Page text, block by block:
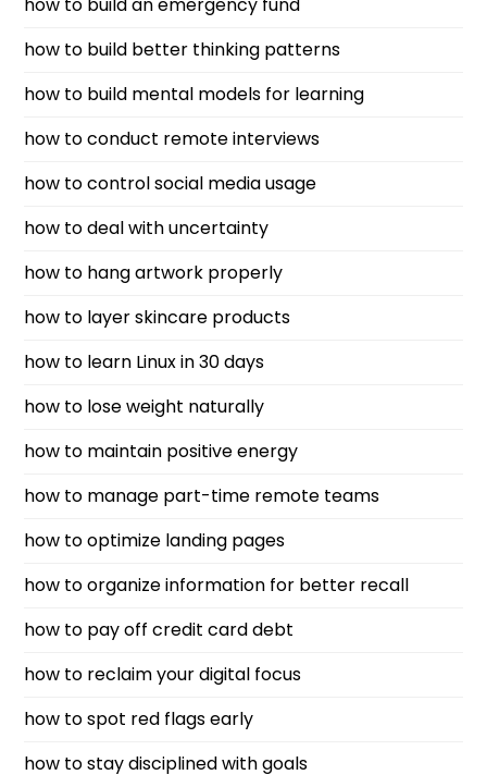
how to build better thinking patterns
how to build mental models for learning
how to conduct remote interviews
how to control social media usage
how to deal with uncertainty
how to hang artwork properly
how to layer skincare products
how to learn Linux in 30 days
how to lose weight naturally
how to maintain positive energy
how to manage part-time remote teams
how to optimize landing pages
how to organize information for better recall
how to pay off credit card debt
how to reclaim your digital focus
how to spot red flags early
how to stay disciplined with goals